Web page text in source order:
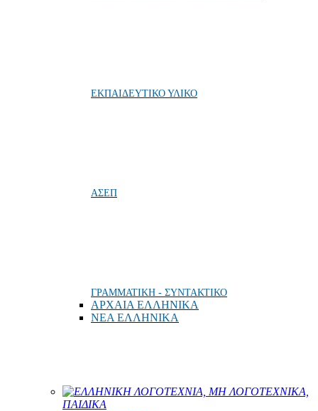
ΕΚΠΑΙΔΕΥΤΙΚΟ ΥΛΙΚΟ
ΑΣΕΠ
ΓΡΑΜΜΑΤΙΚΗ - ΣΥΝΤΑΚΤΙΚΟ
ΑΡΧΑΙΑ ΕΛΛΗΝΙΚΑ
ΝΕΑ ΕΛΛΗΝΙΚΑ
ΕΛΛΗΝΙΚΗ ΛΟΓΟΤΕΧΝΙΑ, ΜΗ ΛΟΓΟΤΕΧΝΙΚΑ,
ΠΑΙΔΙΚΑ